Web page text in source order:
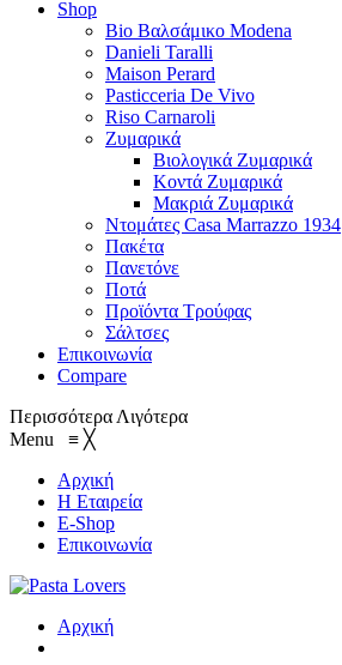
Shop
Bio Βαλσάμικο Modena
Danieli Taralli
Maison Perard
Pasticceria De Vivo
Riso Carnaroli
Ζυμαρικά
Βιολογικά Ζυμαρικά
Κοντά Ζυμαρικά
Μακριά Ζυμαρικά
Ντομάτες Casa Marrazzo 1934
Πακέτα
Πανετόνε
Ποτά
Προϊόντα Τρούφας
Σάλτσες
Επικοινωνία
Compare
ΠερισσότεραΛιγότερα
Menu ≡ ╳
Αρχική
Η Εταιρεία
E-Shop
Επικοινωνία
Αρχική